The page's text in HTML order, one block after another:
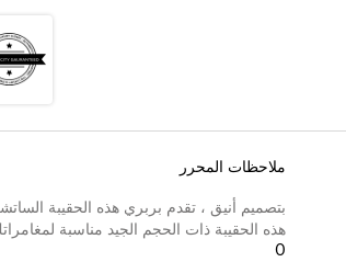
ملاحظات المحرر
بتصميم أنيق ، تقدم بربري هذه الحقيبة
هذه الحقيبة ذات الحجم الجيد مناسبة
0